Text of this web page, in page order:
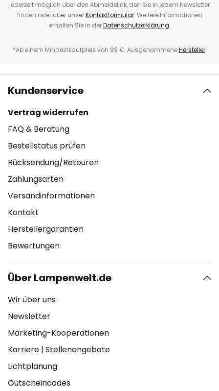
jederzeit möglich über den Abmeldelink, den Sie in jedem Newsletter
finden oder über unserKontaktformular. Weitere Informationen
erhalten Sie in derDatenschutzerklärung.
*Ab einem Mindestkaufpreis von 99 €. AusgenommeneHersteller.
Kundenservice
Vertrag widerrufen
FAQ & Beratung
Bestellstatus prüfen
Rücksendung/Retouren
Zahlungsarten
Versandinformationen
Kontakt
Herstellergarantien
Bewertungen
Über Lampenwelt.de
Wir über uns
Newsletter
Marketing-Kooperationen
Karriere | Stellenangebote
Lichtplanung
Gutscheincodes